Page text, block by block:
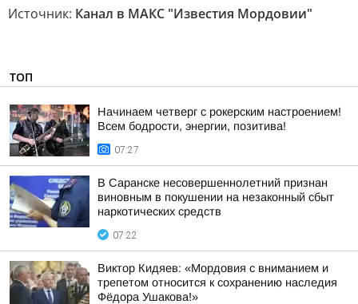
Источник: Канал в МАКС "Известия Мордовии"
ТОП
Начинаем четверг с рокерским настроением!
Всем бодрости, энергии, позитива!
07:27
В Саранске несовершеннолетний признан
виновным в покушении на незаконный сбыт
наркотических средств
07:22
Виктор Кидяев: «Мордовия с вниманием и
трепетом относится к сохранению наследия
Фёдора Ушакова!»